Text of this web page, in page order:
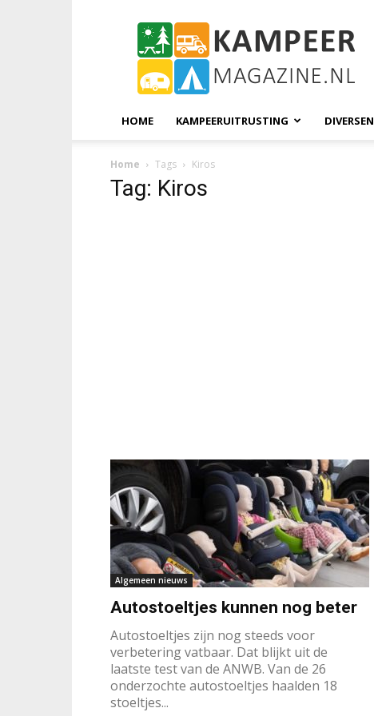
KampeerMagazine
HOME KAMPEERUITRUSTING DIVERSEN
Home Tags Kiros
Tag: Kiros
Algemeen nieuws
Autostoeltjes kunnen nog beter
Autostoeltjes zijn nog steeds voor
verbetering vatbaar. Dat blijkt uit de
laatste test van de ANWB. Van de 26
onderzochte autostoeltjes haalden 18
stoeltjes...